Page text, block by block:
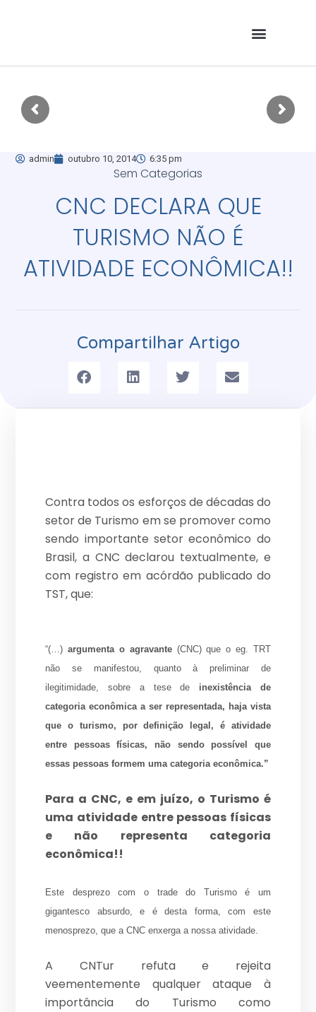
admin outubro 10, 2014 6:35 pm
Sem Categorias
CNC DECLARA QUE
TURISMO NÃO É
ATIVIDADE ECONÔMICA!!
Compartilhar Artigo
Contra todos os esforços de décadas do
setor de Turismo em se promover como
sendo importante setor econômico do
Brasil, a CNC declarou textualmente, e
com registro em acórdão publicado do
TST, que:
“(…)argumenta o agravante(CNC) que o eg. TRT
não se manifestou, quanto à preliminar de
ilegitimidade, sobre a tese de inexistência de
categoria econômica a ser representada, haja vista
que o turismo, por definição legal, é atividade
entre pessoas físicas, não sendo possível que
essas pessoas formem uma categoria econômica.”
Para a CNC, e em juízo, o Turismo é
uma atividade entre pessoas físicas
e não representa categoria
econômica!!
Este desprezo com o trade do Turismo é um
gigantesco absurdo, e é desta forma, com este
menosprezo, que a CNC enxerga a nossa atividade.
A CNTur refuta e rejeita
veementemente qualquer ataque à
importância do Turismo como